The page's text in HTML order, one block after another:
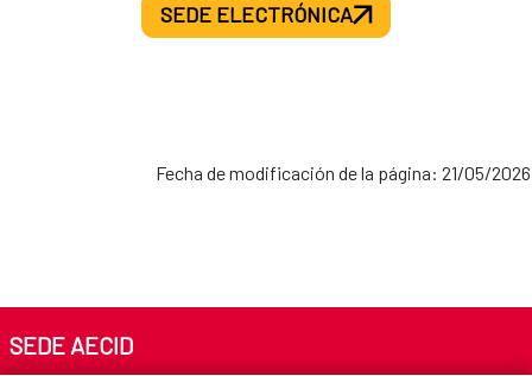
SEDE ELECTRÓNICA
Fecha de modificación de la página: 21/05/2026
SEDE AECID